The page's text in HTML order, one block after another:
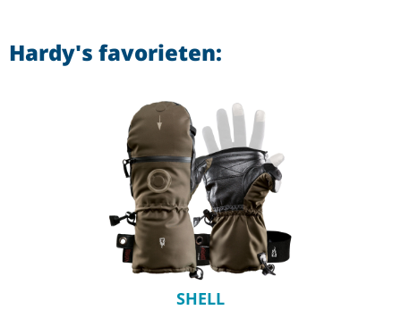
Hardy's favorieten:
SHELL